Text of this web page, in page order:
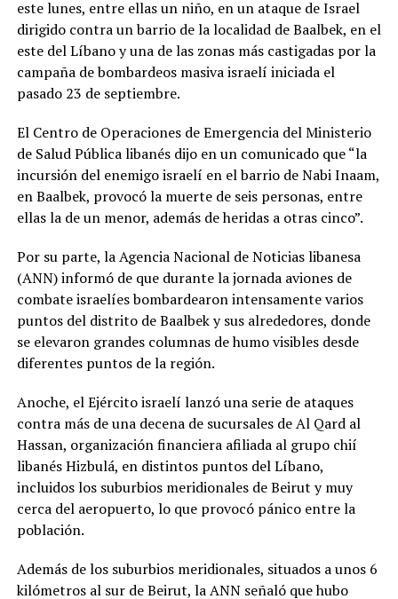
este lunes, entre ellas un niño, en un ataque de Israel
dirigido contra un barrio de la localidad de Baalbek, en el
este del Líbano y una de las zonas más castigadas por la
campaña de bombardeos masiva israelí iniciada el
pasado 23 de septiembre.
El Centro de Operaciones de Emergencia del Ministerio
de Salud Pública libanés dijo en un comunicado que “la
incursión del enemigo israelí en el barrio de Nabi Inaam,
en Baalbek, provocó la muerte de seis personas, entre
ellas la de un menor, además de heridas a otras cinco”.
Por su parte, la Agencia Nacional de Noticias libanesa
(ANN) informó de que durante la jornada aviones de
combate israelíes bombardearon intensamente varios
puntos del distrito de Baalbek y sus alrededores, donde
se elevaron grandes columnas de humo visibles desde
diferentes puntos de la región.
Anoche, el Ejército israelí lanzó una serie de ataques
contra más de una decena de sucursales de Al Qard al
Hassan, organización financiera afiliada al grupo chií
libanés Hizbulá, en distintos puntos del Líbano,
incluidos los suburbios meridionales de Beirut y muy
cerca del aeropuerto, lo que provocó pánico entre la
población.
Además de los suburbios meridionales, situados a unos 6
kilómetros al sur de Beirut, la ANN señaló que hubo